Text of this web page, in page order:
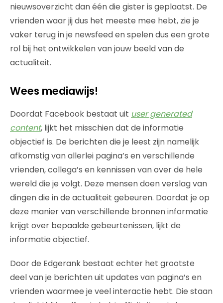
nieuwsoverzicht dan één die gister is geplaatst. De
vrienden waar jij dus het meeste mee hebt, zie je
vaker terug in je newsfeed en spelen dus een grote
rol bij het ontwikkelen van jouw beeld van de
actualiteit.
Wees mediawijs!
Doordat Facebook bestaat uit user generated
content, lijkt het misschien dat de informatie
objectief is. De berichten die je leest zijn namelijk
afkomstig van allerlei pagina’s en verschillende
vrienden, collega’s en kennissen van over de hele
wereld die je volgt. Deze mensen doen verslag van
dingen die in de actualiteit gebeuren. Doordat je op
deze manier van verschillende bronnen informatie
krijgt over bepaalde gebeurtenissen, lijkt de
informatie objectief.
Door de Edgerank bestaat echter het grootste
deel van je berichten uit updates van pagina’s en
vrienden waarmee je veel interactie hebt. Die staan